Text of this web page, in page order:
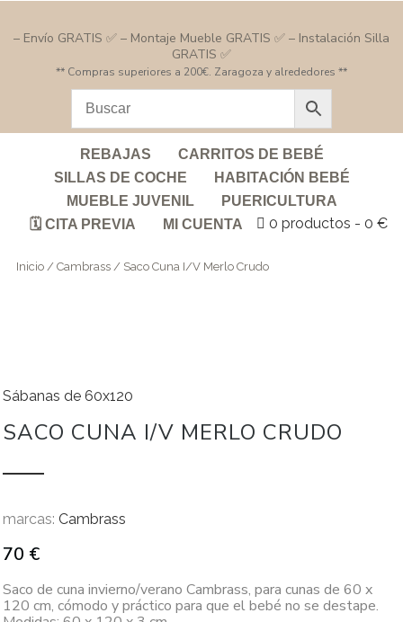
– Envío GRATIS ✅ – Montaje Mueble GRATIS ✅ – Instalación Silla
GRATIS ✅
** Compras superiores a 200€. Zaragoza y alrededores **
REBAJAS
CARRITOS DE BEBÉ
SILLAS DE COCHE
HABITACIÓN BEBÉ
MUEBLE JUVENIL
PUERICULTURA
🗓️ CITA PREVIA
MI CUENTA 0 productos 0 €
Inicio / Cambrass / Saco Cuna I/V Merlo Crudo
Sábanas de 60x120
SACO CUNA I/V MERLO CRUDO
marcas: Cambrass
70 €
Saco de cuna invierno/verano Cambrass, para cunas de 60 x
120 cm, cómodo y práctico para que el bebé no se destape.